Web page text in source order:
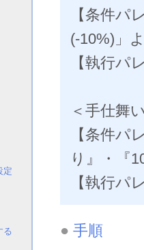
【条件パ
(-10%)」
【執行パ
＜手仕舞
【条件パ
り』・『
【執行パ
● 手順